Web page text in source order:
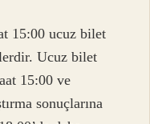
15:00 ucuz bilet
Ucuz bilet
15:00 ve
sonuçlarına